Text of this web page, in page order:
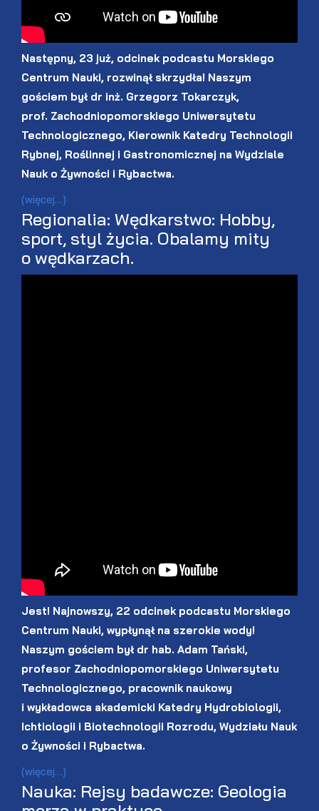
Następny, 23 już, odcinek podcastu Morskiego
Centrum Nauki, rozwinął skrzydła! Naszym
gościem był dr inż. Grzegorz Tokarczyk,
prof. Zachodniopomorskiego Uniwersytetu
Technologicznego, Kierownik Katedry Technologii
Rybnej, Roślinnej i Gastronomicznej na Wydziale
Nauk o Żywności i Rybactwa.
(więcej…)
Regionalia: Wędkarstwo: Hobby,
sport, styl życia. Obalamy mity
o wędkarzach.
Jest! Najnowszy, 22 odcinek podcastu Morskiego
Centrum Nauki, wypłynął na szerokie wody!
Naszym gościem był dr hab. Adam Tański,
profesor Zachodniopomorskiego Uniwersytetu
Technologicznego, pracownik naukowy
i wykładowca akademicki Katedry Hydrobiologii,
Ichtiologii i Biotechnologii Rozrodu, Wydziału Nauk
o Żywności i Rybactwa.
(więcej…)
Nauka: Rejsy badawcze: Geologia